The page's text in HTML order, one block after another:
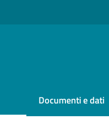
Documenti e dati